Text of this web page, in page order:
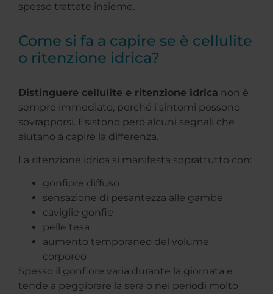
spesso trattate insieme.
Come si fa a capire se è cellulite
o ritenzione idrica?
Distinguere cellulite e ritenzione idrica non è
sempre immediato, perché i sintomi possono
sovrapporsi. Esistono però alcuni segnali che
aiutano a capire la differenza.
La ritenzione idrica si manifesta soprattutto con:
gonfiore diffuso
sensazione di pesantezza alle gambe
caviglie gonfie
pelle tesa
aumento temporaneo del volume
corporeo
Spesso il gonfiore varia durante la giornata e
tende a peggiorare la sera o nei periodi molto